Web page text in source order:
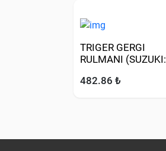
TRIGER GERGI
RULMANI (SUZUKI:
DDIS 01>)
482.86 ₺